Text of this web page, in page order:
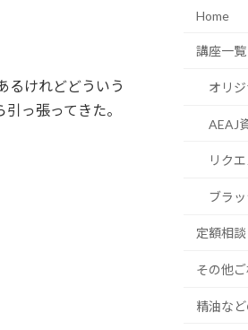
るけれどどういう
っ張ってきた。
Home
講座一覧
オリ
AEAJ
リク
ブラ
定額相談
その他
精油な